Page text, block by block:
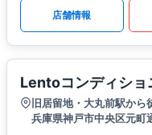
店舗情報
Lentoコンディショ
旧居留地・大丸前駅から
兵庫県神戸市中央区元